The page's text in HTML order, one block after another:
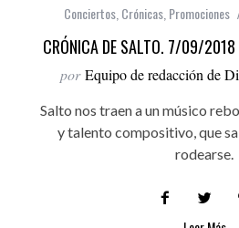
Conciertos Crónicas Promociones
CRÓNICA DE SALTO. 7/09/2018
por Equipo de redacción de
Salto nos traen a un músico
y talento compositivo, que
rodearse.